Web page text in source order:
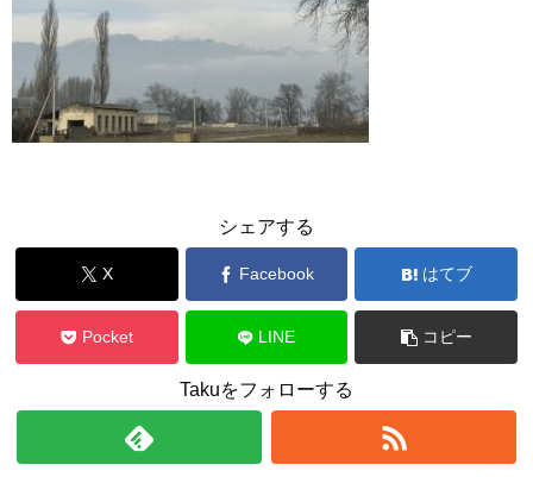
シェアする
X Facebook はてブ
Pocket LINE コピー
Takuをフォローする